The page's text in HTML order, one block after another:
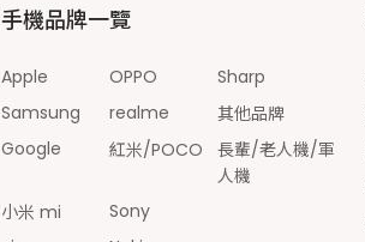
手機品牌一覽
Apple
Samsung
Google
小米 mi
OPPO
realme
紅米/POCO
Sony
Sharp
其他品牌
長輩/老人機/軍
人機